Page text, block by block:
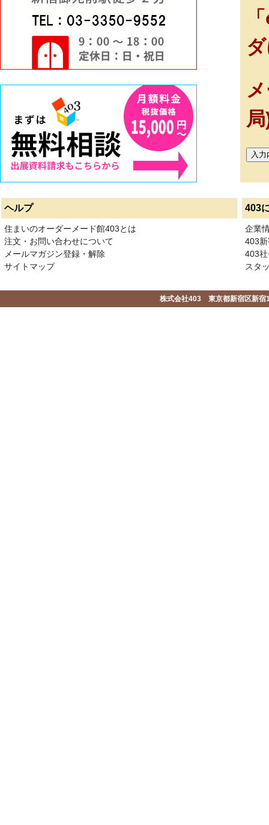
ヘルプ 403
住まいのオーダーメード館403とは
注文・お問い合わせについて
メールマガジン登録・解除
サイトマップ
企業
403
403
スタ
株式会社403 東京都新宿区新